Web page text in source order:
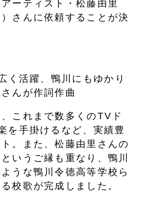
ーティスト・松藤由里
）さんに依頼することが決
く活躍、鴨川にもゆかり
んが作詞作曲
これまで数多くのTVド
を手掛けるなど、実績豊
。また、松藤由里さんの
いうご縁も重なり、鴨川
うな鴨川令徳高等学校ら
校歌が完成しました。